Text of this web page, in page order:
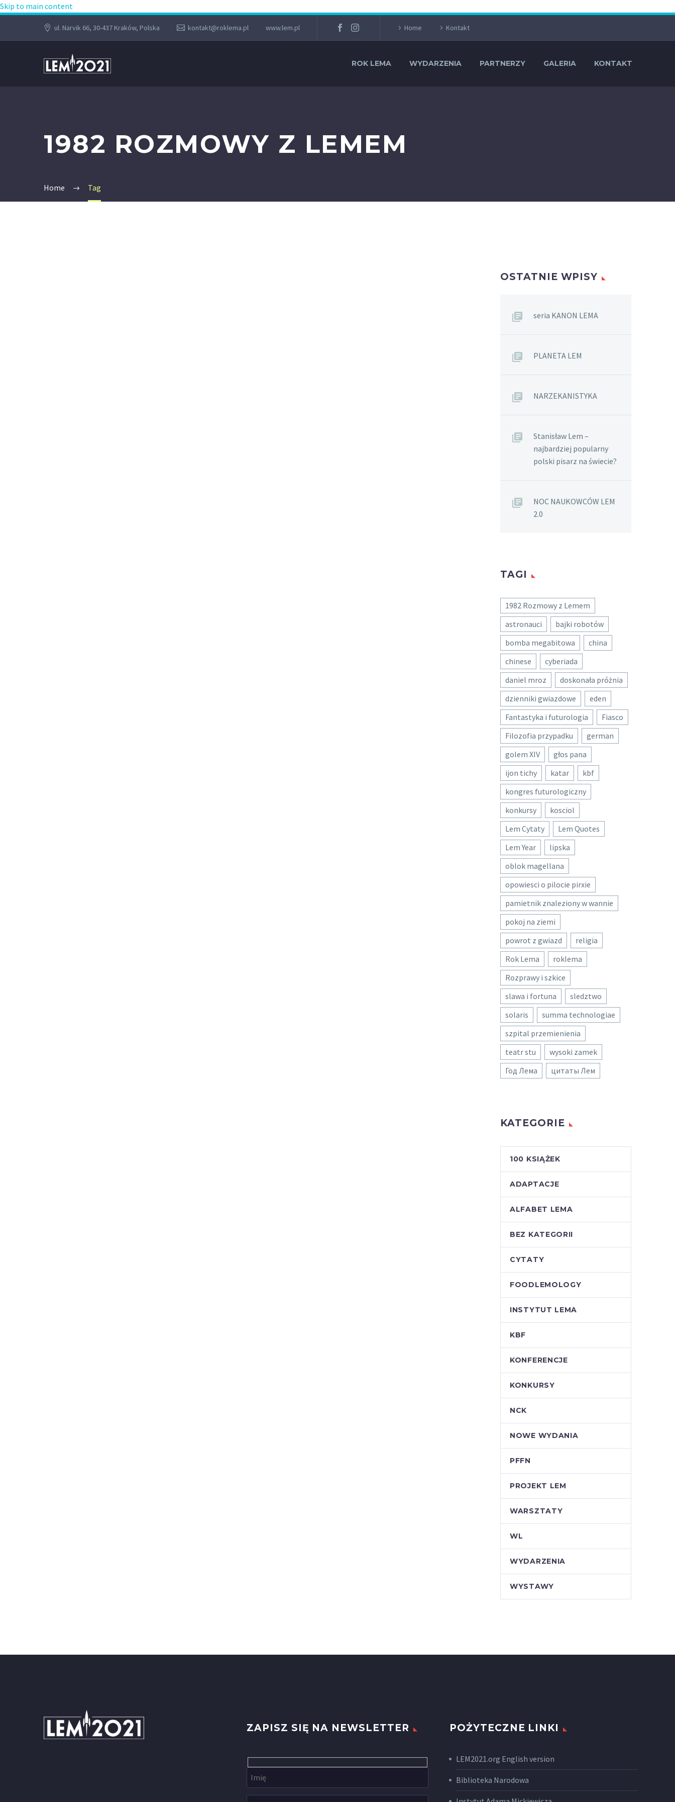
Skip to main content
ul. Narvik 66, 30-437 Kraków, Polska kontakt@roklema.pl www.lem.pl Home Kontakt
ROK LEMA WYDARZENIA PARTNERZY GALERIA KONTAKT
1982 ROZMOWY Z LEMEM
Home Tag
OSTATNIE WPISY
seria KANON LEMA
PLANETA LEM
NARZEKANISTYKA
Stanisław Lem –
najbardziej popularny
polski pisarz na świecie?
NOC NAUKOWCÓW LEM
2.0
TAGI
1982 Rozmowy z Lemem
astronauci
bajki robotów
bomba megabitowa
china
chinese
cyberiada
daniel mroz
doskonała próżnia
dzienniki gwiazdowe
eden
Fantastyka i futurologia
Fiasco
Filozofia przypadku
german
golem XIV
głos pana
ijon tichy
katar
kbf
kongres futurologiczny
konkursy
kosciol
Lem Cytaty
Lem Quotes
Lem Year
lipska
oblok magellana
opowiesci o pilocie pirxie
pamietnik znaleziony w wannie
pokoj na ziemi
powrot z gwiazd
religia
Rok Lema
roklema
Rozprawy i szkice
slawa i fortuna
sledztwo
solaris
summa technologiae
szpital przemienienia
teatr stu
wysoki zamek
Год Лема
цитаты Лем
KATEGORIE
100 KSIĄŻEK
ADAPTACJE
ALFABET LEMA
BEZ KATEGORII
CYTATY
FOODLEMOLOGY
INSTYTUT LEMA
KBF
KONFERENCJE
KONKURSY
NCK
NOWE WYDANIA
PFFN
PROJEKT LEM
WARSZTATY
WL
WYDARZENIA
WYSTAWY
ZAPISZ SIĘ NA NEWSLETTER POŻYTECZNE LINKI
LEM2021.org English version
Biblioteka Narodowa